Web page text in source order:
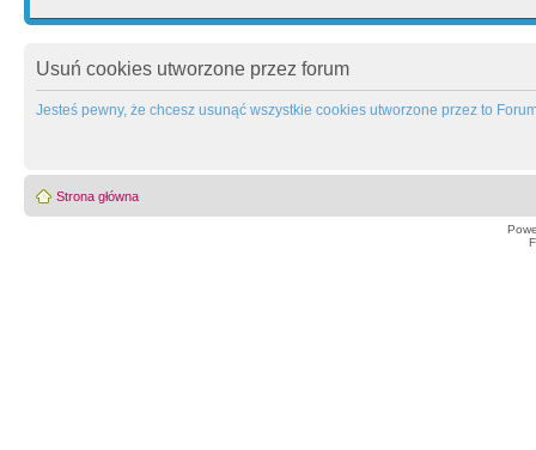
Usuń cookies utworzone przez forum
Jesteś pewny, że chcesz usunąć wszystkie cookies utworzone przez to
Strona główna